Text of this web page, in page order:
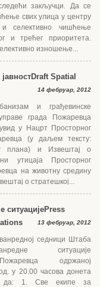
закључци. Да се
свих улица у центру
селективно чишћење
и трећег приоритета.
изношење...
Draft Spatial
14 фебруар, 2012
и грађевинске
града Пожаревца
у Нацрт Просторног
(у даљем тексту:
плана) и Извештај о
утицаја Просторног
на животну средину
о стратешкој...
ситуацијеPress
13 фебруар, 2012
седници Штаба
ситуације
одржаној
у 20.00 часова донета
да: 1. Све екипе за